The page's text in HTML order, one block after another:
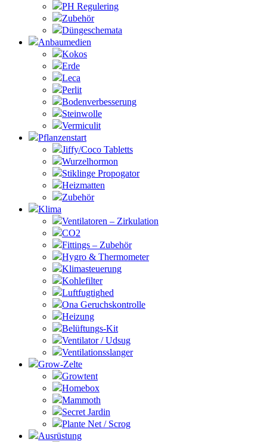
PH Regulering
Zubehör
Düngeschemata
Anbaumedien
Kokos
Erde
Leca
Perlit
Bodenverbesserung
Steinwolle
Vermiculit
Pflanzenstart
Jiffy/Coco Tabletts
Wurzelhormon
Stiklinge Propogator
Heizmatten
Zubehör
Klima
Ventilatoren – Zirkulation
CO2
Fittings – Zubehör
Hygro & Thermometer
Klimasteuerung
Kohlefilter
Luftfugtighed
Ona Geruchskontrolle
Heizung
Belüftungs-Kit
Ventilator / Udsug
Ventilationsslanger
Grow-Zelte
Growtent
Homebox
Mammoth
Secret Jardin
Plante Net / Scrog
Ausrüstung